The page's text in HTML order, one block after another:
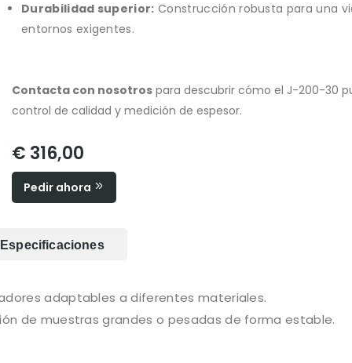
Durabilidad superior: Construcción robusta para una
entornos exigentes.
Contacta con nosotros para descubrir cómo el J-200-30
control de calidad y medición de espesor.
€ 316,00
Pedir ahora
Especificaciones
adaptables a diferentes materiales.
de muestras grandes o pesadas de forma estable.